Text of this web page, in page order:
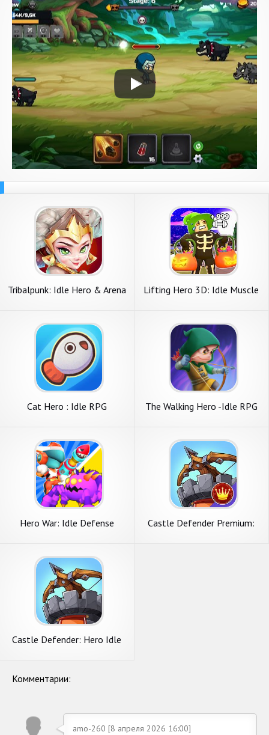
Tribalpunk: Idle Hero & Arena Lifting Hero 3D: Idle Muscle
Cat Hero : Idle RPG
The Walking Hero -Idle RPG
Hero War: Idle Defense
Castle Defender Premium:
Castle Defender: Hero Idle
Комментарии:
amo-260 [8 апреля 2026 16:00]